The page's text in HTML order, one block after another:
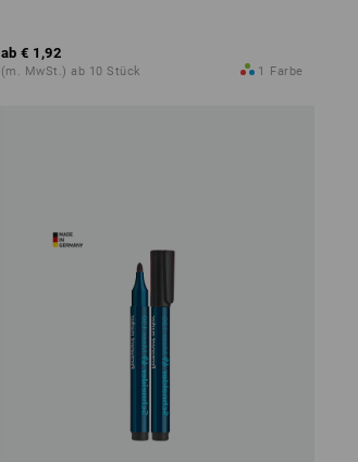
ab € 1,92
(m. MwSt.) ab 10 Stück 1 Farbe